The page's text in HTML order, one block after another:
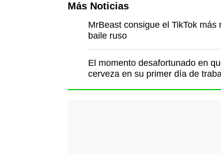
Más Noticias
MrBeast consigue el TikTok
baile ruso
El momento desafortunado en
cerveza en su primer día de